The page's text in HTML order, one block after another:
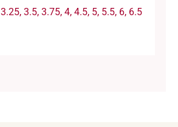
3.25, 3.5, 3.75, 4, 4.5, 5, 5.5, 6, 6.5